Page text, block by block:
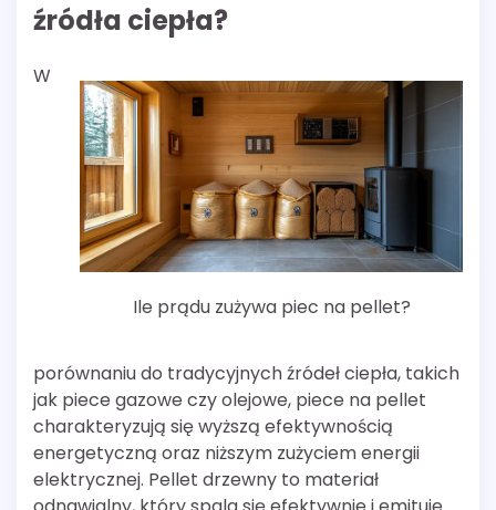
źródła ciepła?
Ile prądu zużywa piec na pellet?
W
porównaniu do tradycyjnych źródeł ciepła, takich
jak piece gazowe czy olejowe, piece na pellet
charakteryzują się wyższą efektywnością
energetyczną oraz niższym zużyciem energii
elektrycznej. Pellet drzewny to materiał